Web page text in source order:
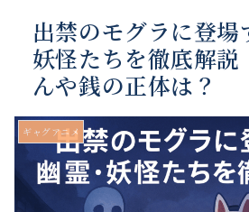
出禁のモグラに登場
妖怪たちを徹底解説
んや銭の正体は？
ギャグアニメ